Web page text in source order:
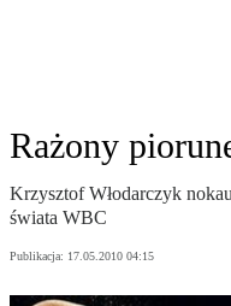
Rażony
Krzysztof Włodarczyk
świata WBC
Publikacja: 17.05.2010 04:15